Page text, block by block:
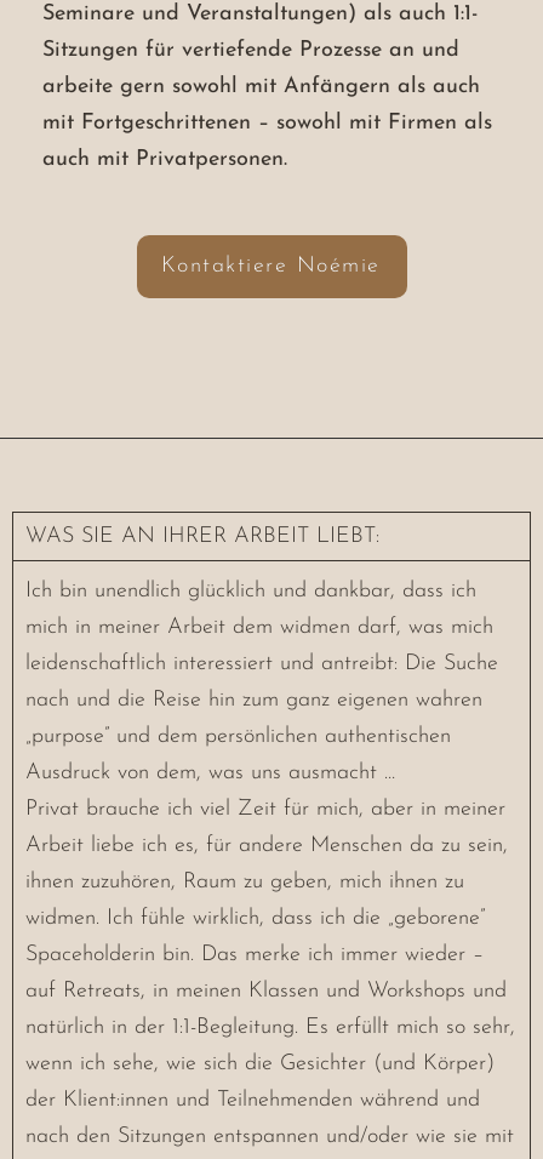
Seminare und Veranstaltungen) als auch 1:1-
Sitzungen für vertiefende Prozesse an und
arbeite gern sowohl mit Anfängern als auch
mit Fortgeschrittenen – sowohl mit Firmen als
auch mit Privatpersonen.
Kontaktiere Noémie
WAS SIE AN IHRER ARBEIT LIEBT:
Ich bin unendlich glücklich und dankbar, dass ich
mich in meiner Arbeit dem widmen darf, was mich
leidenschaftlich interessiert und antreibt: Die Suche
nach und die Reise hin zum ganz eigenen wahren
„purpose” und dem persönlichen authentischen
Ausdruck von dem, was uns ausmacht …
Privat brauche ich viel Zeit für mich, aber in meiner
Arbeit liebe ich es, für andere Menschen da zu sein,
ihnen zuzuhören, Raum zu geben, mich ihnen zu
widmen. Ich fühle wirklich, dass ich die „geborene”
Spaceholderin bin. Das merke ich immer wieder –
auf Retreats, in meinen Klassen und Workshops und
natürlich in der 1:1-Begleitung. Es erfüllt mich so sehr,
wenn ich sehe, wie sich die Gesichter (und Körper)
der Klient:innen und Teilnehmenden während und
nach den Sitzungen entspannen und/oder wie sie mit